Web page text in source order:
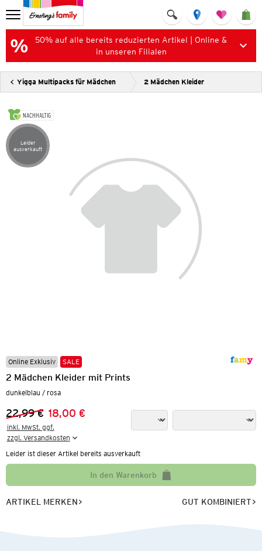
50% auf alle bereits reduzierten Artikel | Online &
in unseren Filialen
Yigga Multipacks für Mädchen 2 Mädchen Kleider
NACHHALTIG
Artikel leider ausverkauft
Leider
ausverkauft
Online Exklusiv SALE
2 Mädchen Kleider mit Prints
dunkelblau / rosa
Vorheriger Preis:
22,99 €
Neuer Preis:18,00 €
inkl. MwSt. ggf.
zzgl. Versandkosten
Leider ist dieser Artikel bereits ausverkauft
In den Warenkorb
ARTIKEL MERKEN GUT KOMBINIERT